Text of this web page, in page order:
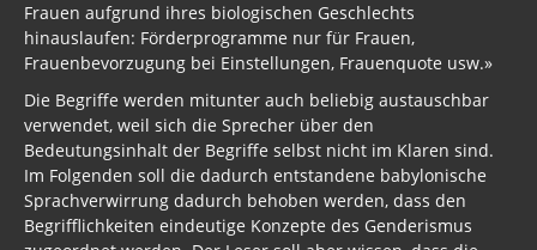
Frauen aufgrund ihres biologischen Geschlechts
hinauslaufen: Förderprogramme nur für Frauen,
Frauenbevorzugung bei Einstellungen, Frauenquote usw.»
Die Begriffe werden mitunter auch beliebig austauschbar
verwendet, weil sich die Sprecher über den
Bedeutungsinhalt der Begriffe selbst nicht im Klaren sind.
Im Folgenden soll die dadurch entstandene babylonische
Sprachverwirrung dadurch behoben werden, dass den
Begrifflichkeiten eindeutige Konzepte des Genderismus